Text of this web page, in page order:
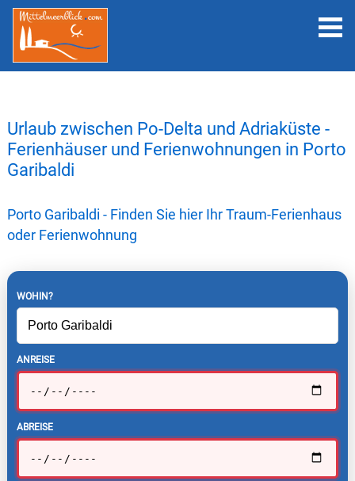
Urlaub zwischen Po-Delta und Adriaküste -
Ferienhäuser und Ferienwohnungen in Porto
Garibaldi
Porto Garibaldi - Finden Sie hier Ihr Traum-Ferienhaus
oder Ferienwohnung
WOHIN?
ANREISE
ABREISE